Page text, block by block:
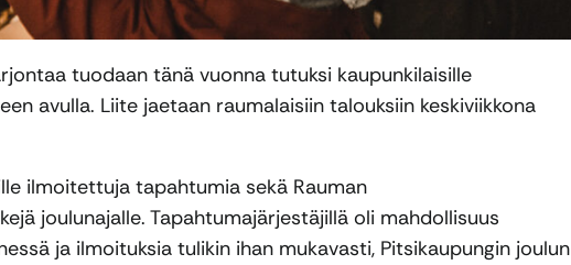
tuodaan tänä vuonna tutuksi kaupunkilaisille
avulla. Liite jaetaan raumalaisiin talouksiin keskiviikkona
ilmoitettuja tapahtumia sekä Rauman
joulunajalle. Tapahtumajärjestäjillä oli mahdollisuus
ja ilmoituksia tulikin ihan mukavasti, Pitsikaupungin joulun